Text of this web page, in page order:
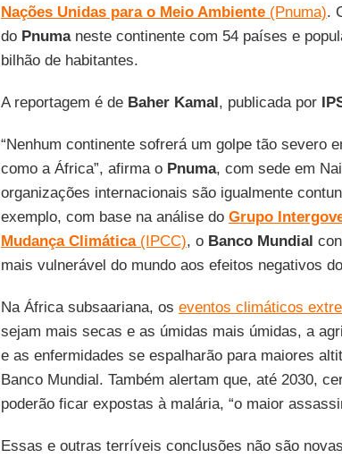
Nações Unidas para o Meio Ambiente(Pnuma).
do Pnumaneste continente com 54 países e
bilhão de habitantes.
A reportagem é de Baher Kamal, publicada por
“Nenhum continente sofrerá um golpe tão severo
como a África”, afirma o Pnuma, com sede em
organizações internacionais são igualmente
exemplo, com base na análise do Grupo
Mudança Climática(IPCC), o Banco Mundial
mais vulnerável do mundo aos efeitos negativos
Na África subsaariana, os eventos climáticos
sejam mais secas e as úmidas mais úmidas, a
e as enfermidades se espalharão para maiores
Banco Mundial. Também alertam que, até 2030,
poderão ficar expostas à malária, “o maior
Essas e outras terríveis conclusões não são